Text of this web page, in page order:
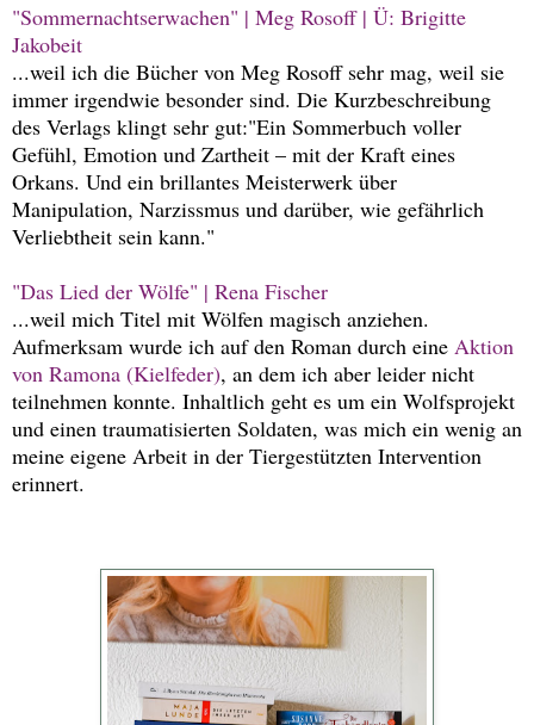
"Sommernachtserwachen" | Meg Rosoff | Ü: Brigitte
Jakobeit
...weil ich die Bücher von Meg Rosoff sehr mag, weil sie
immer irgendwie besonder sind. Die Kurzbeschreibung
des Verlags klingt sehr gut:"Ein Sommerbuch voller
Gefühl, Emotion und Zartheit – mit der Kraft eines
Orkans. Und ein brillantes Meisterwerk über
Manipulation, Narzissmus und darüber, wie gefährlich
Verliebtheit sein kann."
"Das Lied der Wölfe" | Rena Fischer
...weil mich Titel mit Wölfen magisch anziehen.
Aufmerksam wurde ich auf den Roman durch eine Aktion
von Ramona (Kielfeder), an dem ich aber leider nicht
teilnehmen konnte. Inhaltlich geht es um ein Wolfsprojekt
und einen traumatisierten Soldaten, was mich ein wenig an
meine eigene Arbeit in der Tiergestützten Intervention
erinnert.